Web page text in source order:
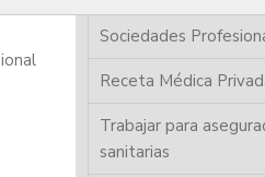
Sociedades
Receta Médica
Trabajar para
sanitarias